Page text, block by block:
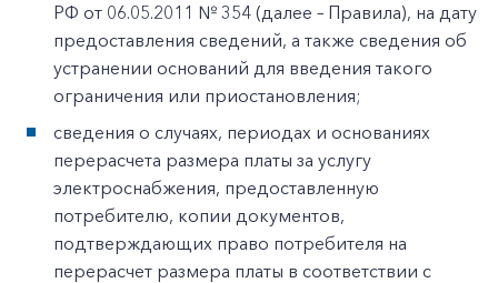
РФ от 06.05.2011 № 354 (далее – Правила), на дату
предоставления сведений, а также сведения об
устранении оснований для введения такого
ограничения или приостановления;
сведения о случаях, периодах и основаниях
перерасчета размера платы за услугу
электроснабжения, предоставленную
потребителю, копии документов,
подтверждающих право потребителя на
перерасчет размера платы в соответствии с